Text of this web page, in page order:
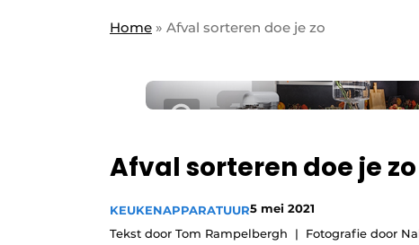
Keukenbouw | Platform over design
Nieuwsbrief
Privacy / Cookie statement
Home » Afval sorteren doe je zo
Afval sorteren doe je zo
KEUKENAPPARATUUR5 mei 2021
Tekst door Tom Rampelbergh
Fotografie door